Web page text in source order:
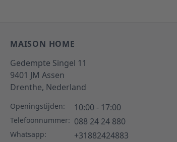
MAISON HOME
Gedempte Singel 11
9401 JM Assen
Drenthe, Nederland
Openingstijden: 10:00 - 17:00
Telefoonnummer: 088 24 24 880
Whatsapp: +31882424883